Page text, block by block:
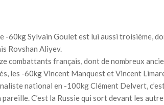
-60kg Sylvain Goulet est lui aussi troisième,
Rovshan Aliyev.
combattants français, dont de nombreux
les -60kg Vincent Manquest et Vincent
national en -100kg Clément Delvert,
C’est la Russie qui sort devant les